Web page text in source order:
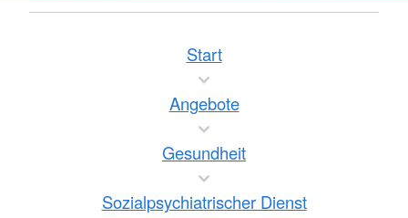
Start
Angebote
Gesundheit
Sozialpsychiatrischer Dienst